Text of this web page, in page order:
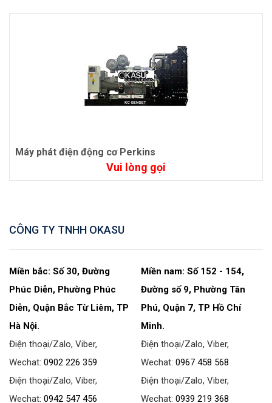
Máy phát điện động cơ Perkins
Vui lòng gọi
CÔNG TY TNHH OKASU
Miền bắc: Số 30, Đường
Phúc Diễn, Phường Phúc
Diễn, Quận Bắc Từ Liêm, TP
Hà Nội.
Điện thoại/Zalo, Viber,
Wechat: 0902 226 359
Điện thoại/Zalo, Viber,
Wechat: 0942 547 456
Miền nam: Số 152 - 154,
Đường số 9, Phường Tân
Phú, Quận 7, TP Hồ Chí
Minh.
Điện thoại/Zalo, Viber,
Wechat:0967 458 568
Điện thoại/Zalo, Viber,
Wechat:0939 219 368